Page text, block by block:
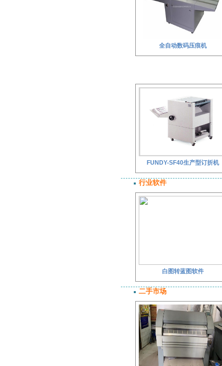
全自动数码压痕机
FUNDY-SF40生产型订折机
行业软件
白图转蓝图软件
二手市场